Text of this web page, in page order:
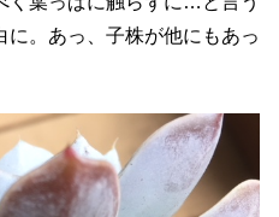
。あっ、子株が他にもあっ